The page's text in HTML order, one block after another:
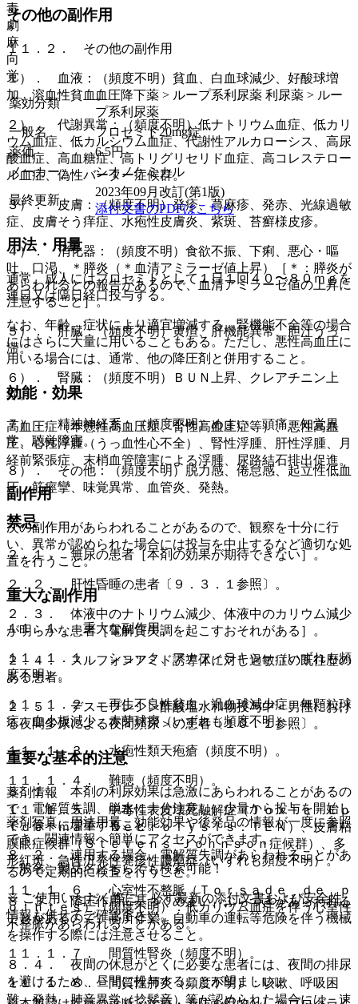
その他の副作用
１１．２． その他の副作用
１）． 血液：（頻度不明）貧血、白血球減少、好酸球増
加、溶血性貧血。
２）． 代謝異常：（頻度不明）低ナトリウム血症、低カリ
ウム血症、低カルシウム血症、代謝性アルカローシス、高尿
酸血症、高血糖症、高トリグリセリド血症、高コレステロー
ル血症、偽性バーター症候群。
３）． 皮膚：（頻度不明）発疹、蕁麻疹、発赤、光線過敏
症、皮膚そう痒症、水疱性皮膚炎、紫斑、苔癬様皮疹。
４）． 消化器：（頻度不明）食欲不振、下痢、悪心・嘔
吐、口渇、＊膵炎（＊血清アミラーゼ値上昇）［＊：膵炎が
あらわれるとの報告があるので、血清アミラーゼ値の上昇に
注意すること］。
５）． 肝臓：（頻度不明）黄疸、肝機能異常、胆汁うっ
滞。
６）． 腎臓：（頻度不明）ＢＵＮ上昇、クレアチニン上
昇。
７）． 精神神経系：（頻度不明）めまい、頭痛、知覚異
常、聴覚障害。
８）． その他：（頻度不明）脱力感、倦怠感、起立性低血
圧、筋痙攣、味覚異常、血管炎、発熱。
禁忌
２．１． 無尿の患者［本剤の効果が期待できない］。
２．２． 肝性昏睡の患者〔９．３．１参照〕。
２．３． 体液中のナトリウム減少、体液中のカリウム減少
が明らかな患者［電解質失調を起こすおそれがある］。
２．４． スルフォンアミド誘導体に対し過敏症の既往歴の
ある患者。
２．５． デスモプレシン酢酸塩水和物投与中＜男性におけ
る夜間多尿による夜間頻尿＞の患者〔１０．１参照〕。
重要な基本的注意
８．１． 本剤の利尿効果は急激にあらわれることがあるの
で、電解質失調、脱水に十分注意し、少量から投与を開始し
て、徐々に増量すること。
８．２． 連用する場合、電解質失調があらわれることがあ
るので定期的に検査を行うこと。
８．３． 降圧作用に基づくめまい、ふらつきがあらわれる
ことがあるので、高所作業、自動車の運転等危険を伴う機械
を操作する際には注意させること。
８．４． 夜間の休息がとくに必要な患者には、夜間の排尿
を避けるため、昼間に投与することが望ましい。
毒
劇
麻
向
覚
薬効分類
血圧降下薬 > ループ系利尿薬 利尿薬 > ルー
プ系利尿薬
一般名
フロセミド20mg錠
薬価
6.5円
メーカー
シオノケミカル
最終更新
2023年09月改訂(第1版)
添付文書のPDFはこちら
用法・用量
通常、成人にはフロセミドとして１日１回４０〜８０ｍｇを
連日又は隔日経口投与する。
なお、年齢、症状により適宜増減する。腎機能不全等の場合
にはさらに大量に用いることもある。ただし、悪性高血圧に
用いる場合には、通常、他の降圧剤と併用すること。
効能・効果
高血圧症（本態性高血圧症、腎性高血圧症等）、悪性高血
圧、心性浮腫（うっ血性心不全）、腎性浮腫、肝性浮腫、月
経前緊張症、末梢血管障害による浮腫、尿路結石排出促進。
副作用
次の副作用があらわれることがあるので、観察を十分に行
い、異常が認められた場合には投与を中止するなど適切な処
置を行うこと。
重大な副作用
１１．１． 重大な副作用
１１．１．１． ショック、アナフィラキシー（いずれも頻
度不明）。
１１．１．２． 再生不良性貧血、汎血球減少症、無顆粒球
症、血小板減少、赤芽球癆（いずれも頻度不明）。
１１．１．３． 水疱性類天疱瘡（頻度不明）。
１１．１．４． 難聴（頻度不明）。
１１．１．５． 中毒性表皮壊死融解症（Ｔｏｘｉｃ Ｅｐ
ｉｄｅｒｍａｌ Ｎｅｃｒｏｌｙｓｉｓ：ＴＥＮ）、皮膚粘
膜眼症候群（Ｓｔｅｖｅｎｓ−Ｊｏｈｎｓｏｎ症候群）、多
形紅斑、急性汎発性発疹性膿疱症（いずれも頻度不明）。
１１．１．６． 心室性不整脈（Ｔｏｒｓａｄｅ ｄｅ ｐ
ｏｉｎｔｅｓ）（頻度不明）：低カリウム血症を伴う心室性
不整脈があらわれることがある。
１１．１．７． 間質性腎炎（頻度不明）。
１１．１．８． 間質性肺炎（頻度不明）：咳嗽、呼吸困
難、発熱、肺音異常（捻髪音）等が認められた場合には、速
薬剤情報
薬剤写真、用法用量、効能効果や後発品の情報が一度に参照
でき、関連情報へ簡単にアクセスができます。
一般名、製品名どちらでも検索可能！
※ ご使用いただく際に、必ず最新の添付文書および安全性
情報も併せてご確認下さい。